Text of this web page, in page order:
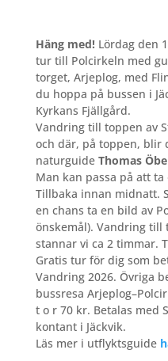
Häng med!Lördag den
tur till Polcirkeln med
torget, Arjeplog, med
du hoppa på bussen i
Kyrkans Fjällgård.
Vandring till toppen av
och där, på toppen, blir
naturguide Thomas
Man kan passa på att
Tillbaka innan midnatt.
en chans ta en bild av
önskemål). Vandring till
stannar vi ca 2 timmar.
Gratis tur för dig som
Vandring 2026. Övriga
bussresa
t o r 70 kr. Betalas med
kontant i Jäckvik.
Läs mer i utflyktsguide